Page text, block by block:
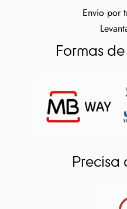
Envio por
Formas
Precisa